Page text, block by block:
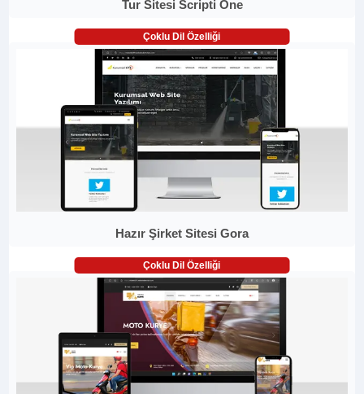
Tur Sitesi Scripti One
Çoklu Dil Özelliği
Hazır Şirket Sitesi Gora
Çoklu Dil Özelliği